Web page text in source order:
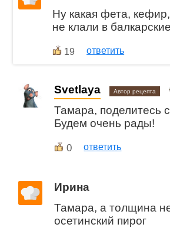
Ну какая фета,
не клали в
19 ответить
Svetlaya Автор рецепта
Тамара, поделитесь
Будем очень рады!
0 ответить
Ирина
Тамара, а толщина
осетинский пирог